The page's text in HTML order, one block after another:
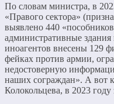
По словам министра, в
«Правого сектора»
выявлено 440
административные
иноагентов внесены 129
фейках против армии,
недостоверную
наших сограждан». А вот
Колокольцева, в 2023 году